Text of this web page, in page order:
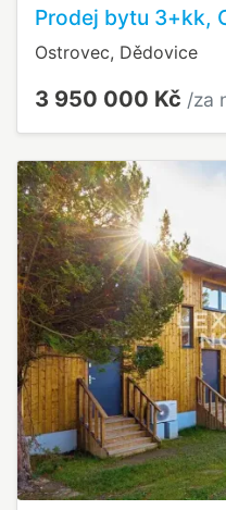
Prodej bytu 3+kk,
Ostrovec, Dědovice
3 950 000 Kč /za